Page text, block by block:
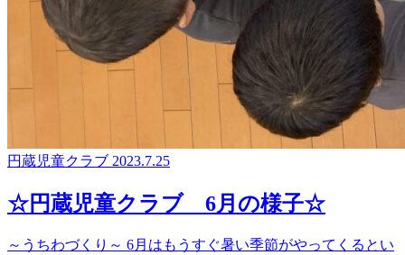
円蔵児童クラブ 2023.7.25
☆円蔵児童クラブ 6月の様子☆
～うちわづくり～ 6月はもうすぐ暑い季節がやってくるとい